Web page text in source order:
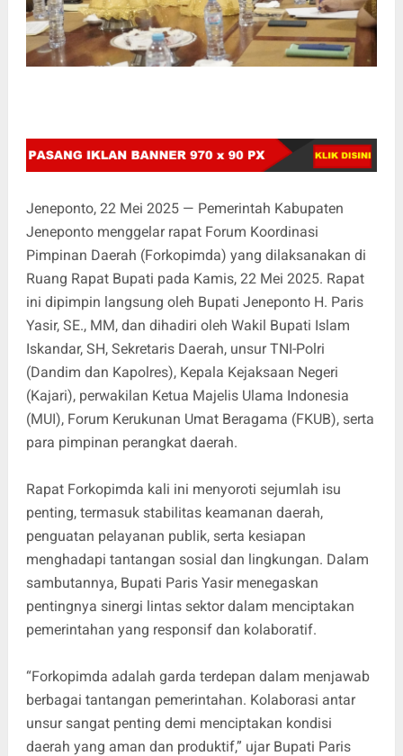
Jeneponto, 22 Mei 2025 — Pemerintah Kabupaten
Jeneponto menggelar rapat Forum Koordinasi
Pimpinan Daerah (Forkopimda) yang dilaksanakan di
Ruang Rapat Bupati pada Kamis, 22 Mei 2025. Rapat
ini dipimpin langsung oleh Bupati Jeneponto H. Paris
Yasir, SE., MM, dan dihadiri oleh Wakil Bupati Islam
Iskandar, SH, Sekretaris Daerah, unsur TNI-Polri
(Dandim dan Kapolres), Kepala Kejaksaan Negeri
(Kajari), perwakilan Ketua Majelis Ulama Indonesia
(MUI), Forum Kerukunan Umat Beragama (FKUB), serta
para pimpinan perangkat daerah.
Rapat Forkopimda kali ini menyoroti sejumlah isu
penting, termasuk stabilitas keamanan daerah,
penguatan pelayanan publik, serta kesiapan
menghadapi tantangan sosial dan lingkungan. Dalam
sambutannya, Bupati Paris Yasir menegaskan
pentingnya sinergi lintas sektor dalam menciptakan
pemerintahan yang responsif dan kolaboratif.
“Forkopimda adalah garda terdepan dalam menjawab
berbagai tantangan pemerintahan. Kolaborasi antar
unsur sangat penting demi menciptakan kondisi
daerah yang aman dan produktif,” ujar Bupati Paris